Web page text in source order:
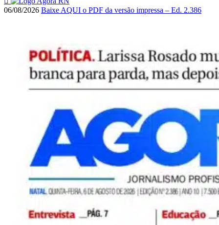
06/08/2026 Baixe AQUI o PDF da versão impressa – Ed. 2.386